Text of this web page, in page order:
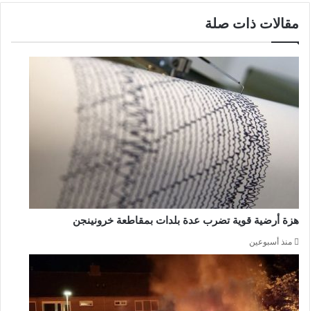
مقالات ذات صلة
هزة أرضية قوية تضرب عدة بلدات بمقاطعة خرونينجن
منذ أسبوعين